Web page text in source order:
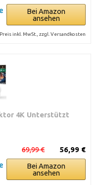
Bei Amazon
ansehen
Preis inkl. MwSt., zzgl. Versandkosten
4K Unterstützt
56,99 €
69,99 €
Bei Amazon
ansehen